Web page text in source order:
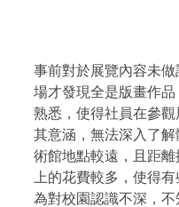
事前對於展覽內容未
場才發現全是版畫作
熟悉，使得社員在參
其意涵，無法深入了
術館地點較遠，且距
上的花費較多，使得
為對校園認識不深，